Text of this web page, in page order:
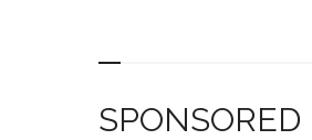
SPONSORED